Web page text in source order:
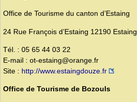
Office de Tourisme du canton d’Estaing
24 Rue François d’Estaing 12190 Estaing
Tél. : 05 65 44 03 22
E-mail : ot-estaing@orange.fr
Site : http://www.estaingdouze.fr
Office de Tourisme de Bozouls